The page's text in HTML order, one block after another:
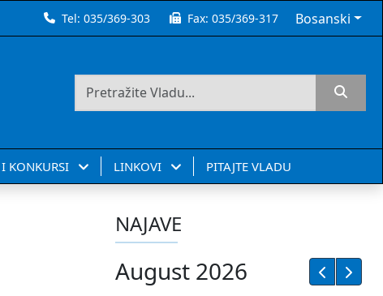
Tel:035/369-303 Fax:035/369-317 Bosanski
I KONKURSI LINKOVI PITAJTE VLADU
NAJAVE
August 2026